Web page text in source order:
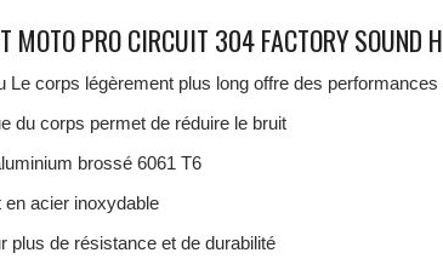
MOTO PRO CIRCUIT 304 FACTORY SOUND
Le corps légèrement plus long offre des
du corps permet de réduire le bruit
brossé 6061 T6
acier inoxydable
plus de résistance et de durabilité